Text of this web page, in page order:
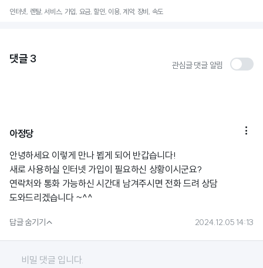
인터넷, 렌탈, 서비스, 가입, 요금, 할인, 이용, 계약, 장비, 속도
댓글 3 관심글 댓글 알림
아정당 
안녕하세요 이렇게 만나 뵙게 되어 반갑습니다!
새로 사용하실 인터넷 가입이 필요하신 상황이시군요?
연락처와 통화 가능하신 시간대 남겨주시면 전화 드려 상담
도와드리겠습니다 ~^^
답글 숨기기 2024.12.05 14:13
비밀 댓글 입니다.